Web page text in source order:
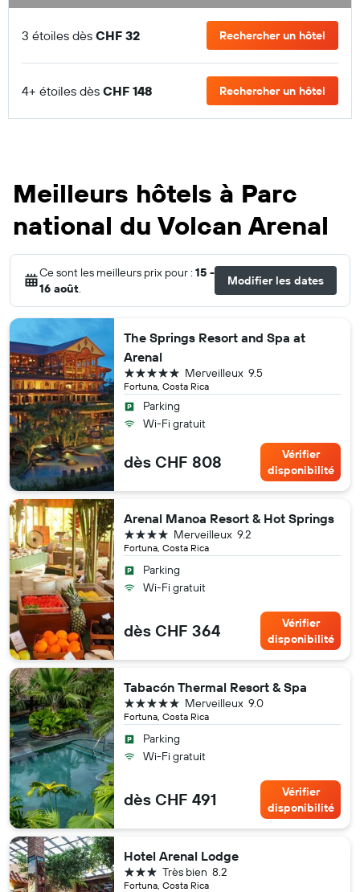
3 étoiles dès CHF 32 Rechercher un hôtel
4+ étoiles dès CHF 148 Rechercher un hôtel
Meilleurs hôtels à Parc
national du Volcan Arenal
Ce sont les meilleurs prix pour : 15 -
16 août.
Modifier les dates
The Springs Resort and Spa at
Arenal
Fortuna, Costa Rica
9.5
Merveilleux
5 étoiles
Parking
Wi-Fi gratuit
dès CHF 808
Vérifier
disponibilité
Arenal Manoa Resort & Hot Springs
Fortuna, Costa Rica
9.2
Merveilleux
4 étoiles
Parking
Wi-Fi gratuit
dès CHF 364
Vérifier
disponibilité
Tabacón Thermal Resort & Spa
Fortuna, Costa Rica
9.0
Merveilleux
5 étoiles
Parking
Wi-Fi gratuit
dès CHF 491
Vérifier
disponibilité
Hotel Arenal Lodge
Fortuna, Costa Rica
8.2
Très bien
3 étoiles